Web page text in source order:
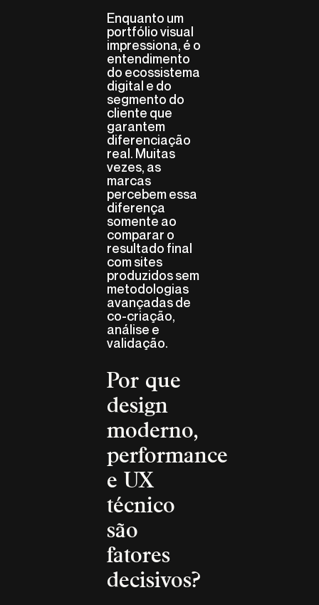
Enquanto um
portfólio visual
impressiona, é o
entendimento
do ecossistema
digital e do
segmento do
cliente que
garantem
diferenciação
real. Muitas
vezes, as
marcas
percebem essa
diferença
somente ao
comparar o
resultado final
com sites
produzidos sem
metodologias
avançadas de
co-criação,
análise e
validação.
Por que
design
moderno,
performance
e UX
técnico
são
fatores
decisivos?